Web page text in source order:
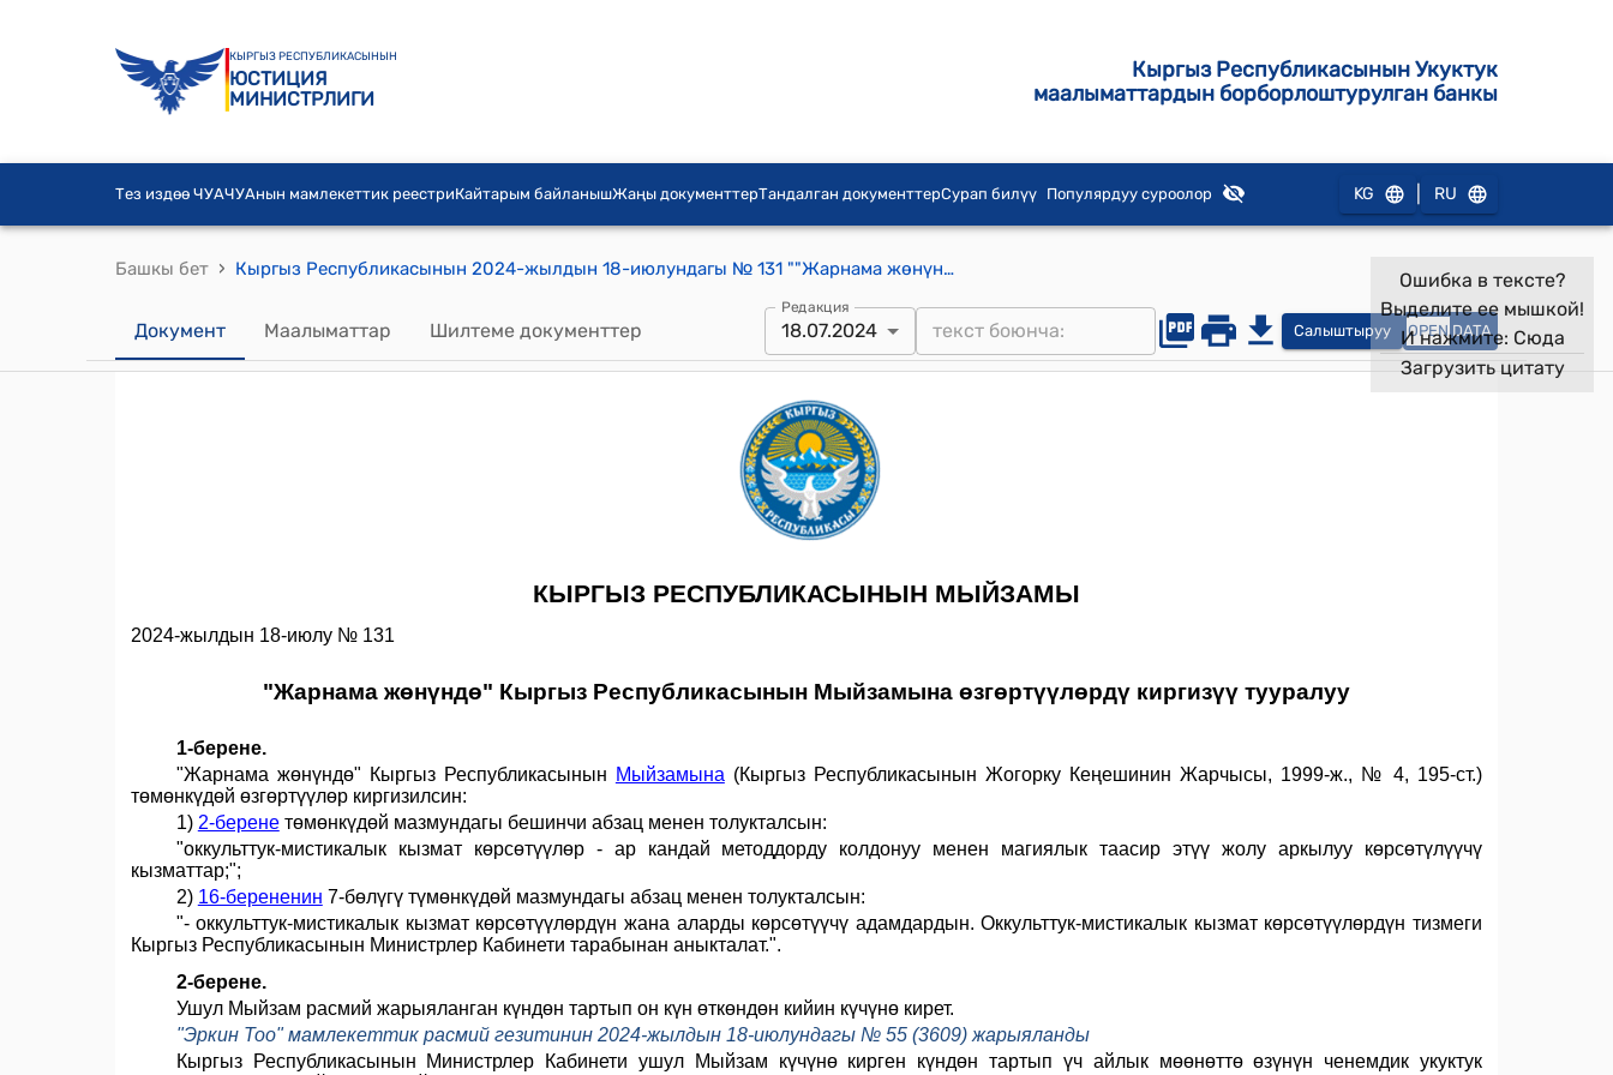
КЫРГЫЗ РЕСПУБЛИКАСЫНЫН
ЮСТИЦИЯ
МИНИСТРЛИГИ
Кыргыз Республикасынын Укуктук
маалыматтардын борборлоштурулган банкы
Тез издөө ЧУАЧУАнын мамлекеттик реестриКайтарым байланышЖаңы документтерТандалган документтерСурап билүү Популярдуу суроолор KG RU
Башкы бет › Кыргыз Республикасынын 2024-жылдын 18-июлундагы № 131 ""Жарнама жөнүндө" Кыргыз Республикасынын Мыйзамына өзгөртүүлөрдү киргизүү тууралуу" Мыйзамы
Документ Маалыматтар Шилтеме документтер
Редакция
18.07.2024 Салыштыруу OPEN DATA
Ошибка в тексте?
Выделите ее мышкой!
И нажмите: Сюда
Загрузить цитату